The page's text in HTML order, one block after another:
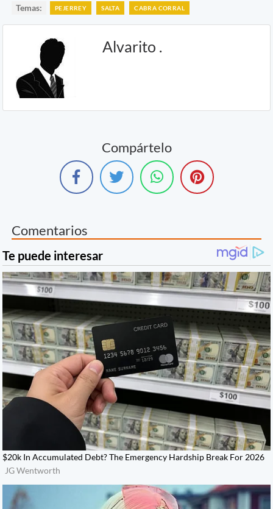
Temas: PEJERREY SALTA CABRA CORRAL
Alvarito .
Compártelo
Comentarios